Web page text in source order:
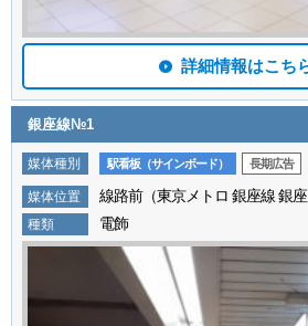
詳細情報はこち
銀座線№1
媒体種別 駅看板（サインボード） 長期広告
媒体位置 線路前（東京メトロ 銀座線 銀座
種類 電飾